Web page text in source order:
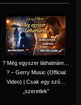
? Még egyszer láthatnám…
? – Gerry Music (Official
Video) | Csak egy szó…
„szeretlek”